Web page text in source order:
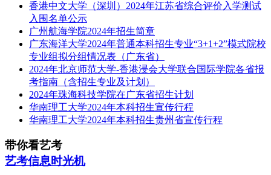
香港中文大学（深圳）2024年江苏省综合评价入学测试
入围名单公示
广州航海学院2024年招生简章
广东海洋大学2024年普通本科招生专业“3+1+2”模式院校
专业组拟分组情况表（广东省）
2024年北京师范大学-香港浸会大学联合国际学院各省报
考指南（含招生专业及计划）
2024年珠海科技学院在广东省招生计划
华南理工大学2024年本科招生宣传行程
华南理工大学2024年本科招生贵州省宣传行程
带你看艺考
艺考信息时光机